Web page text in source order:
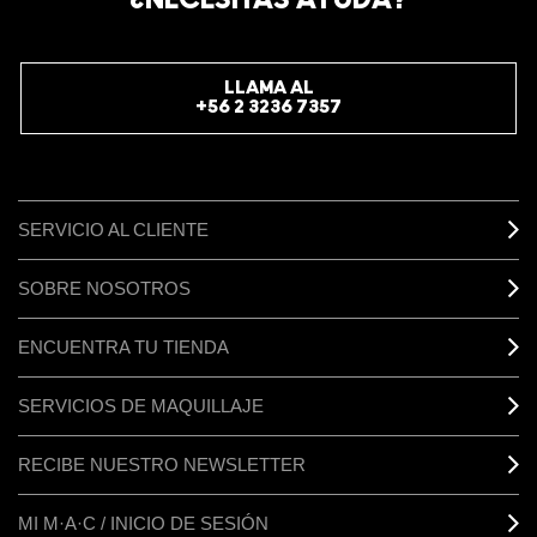
LLAMA AL
+56 2 3236 7357
SERVICIO AL CLIENTE
SOBRE NOSOTROS
ENCUENTRA TU TIENDA
SERVICIOS DE MAQUILLAJE
RECIBE NUESTRO NEWSLETTER
MI M·A·C / INICIO DE SESIÓN